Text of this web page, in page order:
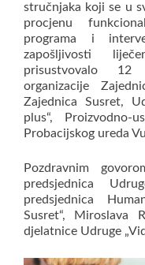
stručnjaka koji se u
procjenu
programa i
zapošljivosti
prisustvovalo 12
organizacije
Zajednica Susret,
plus“, Proizvodno-
Probacijskog ureda
Pozdravnim
predsjednica
predsjednica
Susret“, Miroslava
djelatnice Udruge